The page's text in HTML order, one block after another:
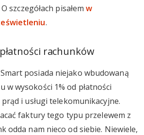
szczegółach pisałemw
.
rachunków
posiada niejako wbudowaną
w wysokości 1% od płatności
i usługi telekomunikacyjne.
faktury tego typu przelewem z
odda nam nieco od siebie. Niewiele,